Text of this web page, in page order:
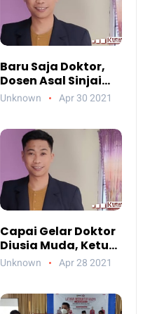
Baru Saja Doktor,
Dosen Asal Sinjai
Lolos Seleksi Hibah
IPD 2021 Wakili
Unknown Apr 30 2021
Capai Gelar Doktor
Diusia Muda, Ketua
ETDC: Semoga
Capaian Ini Berkah
Unknown Apr 28 2021